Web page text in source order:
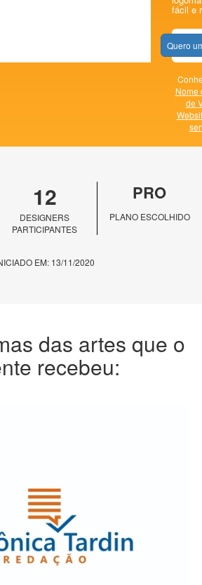
fácil e
Quero
Nome
de
12
DESIGNERS
PARTICIPANTES
PRO
PLANO ESCOLHIDO
EM: 13/11/2020
das artes que o
recebeu: